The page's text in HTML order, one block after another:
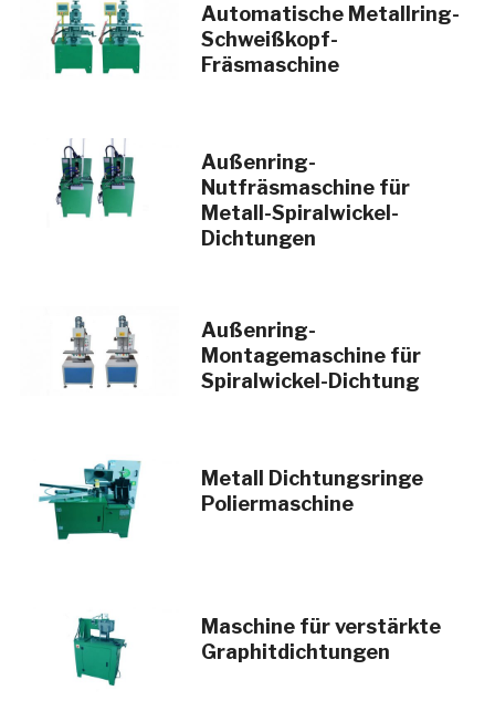
Automatische Metallring-
Schweißkopf-
Fräsmaschine
Außenring-
Nutfräsmaschine für
Metall-Spiralwickel-
Dichtungen
Außenring-
Montagemaschine für
Spiralwickel-Dichtung
Metall Dichtungsringe
Poliermaschine
Maschine für verstärkte
Graphitdichtungen